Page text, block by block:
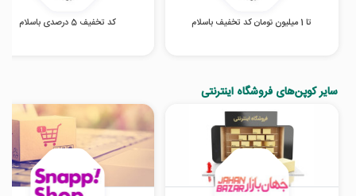
تا 1 میلیون تومان کد تخفیف باسلام کد تخفیف 5 درصدی باسلام
سایر کوپن‌های فروشگاه اینترنتی